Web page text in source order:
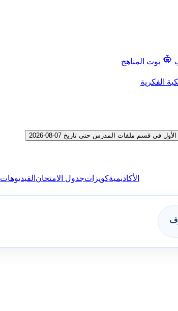
بوت المناهج
الفكرية
قسم ملفات المدرس حتى تاريخ 07-08-2026
الأكاديميةكويزاتجدول الامتحان الفيديوهات